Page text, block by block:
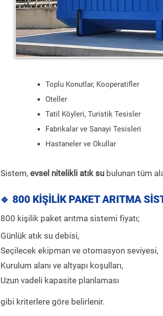
Toplu Konutlar, Kooperatifler
Oteller
Tatil Köyleri, Turistik Tesisler
Fabrikalar ve Sanayi Tesisleri
Hastaneler ve Okullar
Sistem, evsel nitelikli atık su bulunan tüm
🔹 800 KİŞİLİK PAKET ARITMA
800 kişilik paket arıtma sistemi fiyatı;
Günlük atık su debisi,
Seçilecek ekipman ve otomasyon seviyesi,
Kurulum alanı ve altyapı koşulları,
Uzun vadeli kapasite planlaması
gibi kriterlere göre belirlenir.